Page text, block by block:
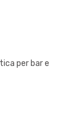
per bar e